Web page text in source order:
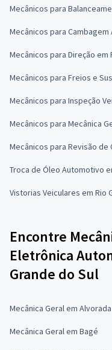
Mecânicos para
Mecânicos para
Mecânicos para Direção em
Mecânicos para Freios e
Mecânicos para Inspeção
Mecânicos para Mecânica
Mecânicos para Revisão de
Troca de Óleo Automotivo
Vistorias Veiculares em Rio
Encontre
Eletrônica
Grande do Sul
Mecânica Geral em Alvorada
Mecânica Geral em Bagé